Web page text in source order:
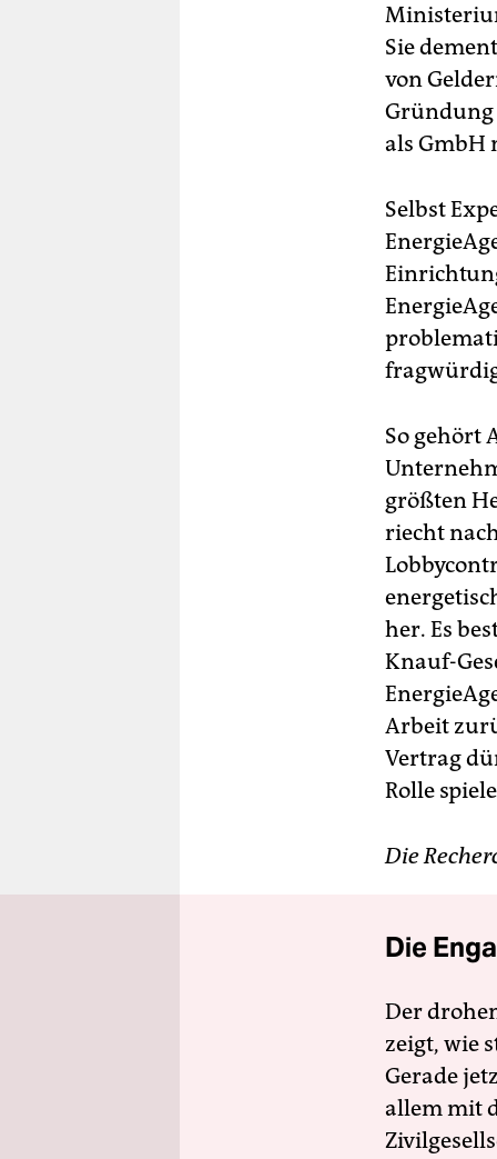
Sie
von
Gründung
als GmbH
Selbst
So gehört
größten
riecht
her. Es
Knauf-
Arbeit
Vertrag
Rolle
Die
Die
Der
zeigt, wie
Gerade
allem mit